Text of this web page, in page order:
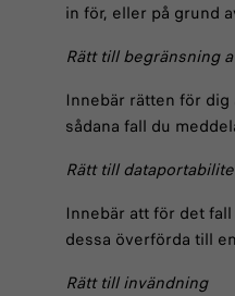
in för, eller på grund
Rätt till begränsning
Innebär rätten för
sådana fall du
Rätt till
Innebär att för det
dessa överförda till
Rätt till invändning